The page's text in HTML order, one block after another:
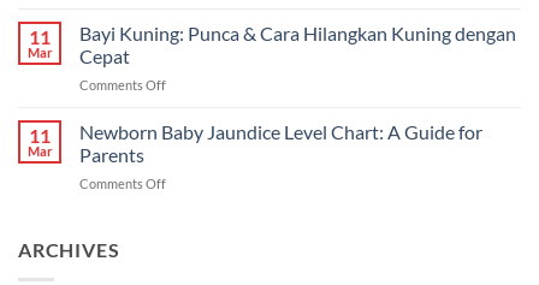
Islam
Susu:
Panduan
untuk
Menyusu
11
Mar
Bayi Kuning: Punca & Cara Hilangkan Kuning dengan
Cepat
Comments Offon
Kuning:
Punca
Cara
11
Mar
Newborn Baby Jaundice Level Chart: A Guide for
Parents
Comments Offon
ARCHIVES